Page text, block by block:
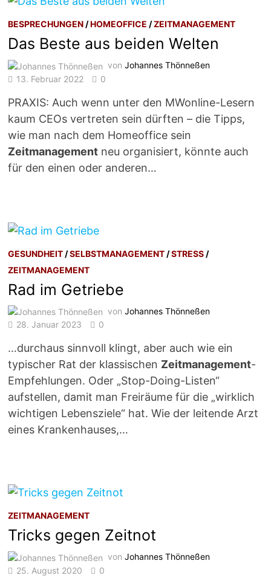
BESPRECHUNGEN/HOMEOFFICE /ZEITMANAGEMENT
Das Beste aus beiden Welten
vonJohannes Thönneßen
13. Februar 2022
0
PRAXIS: Auch wenn unter den MWonline-Lesern
kaum CEOs vertreten sein dürften – die Tipps,
wie man nach dem Homeoffice sein
Zeitmanagement neu organisiert, könnte auch
für den einen oder anderen…
GESUNDHEIT /SELBSTMANAGEMENT /STRESS /
ZEITMANAGEMENT
Rad im Getriebe
vonJohannes Thönneßen
28. Januar 2023
0
…durchaus sinnvoll klingt, aber auch wie ein
typischer Rat der klassischen Zeitmanagement-
Empfehlungen. Oder „Stop-Doing-Listen“
aufstellen, damit man Freiräume für die „wirklich
wichtigen Lebensziele“ hat. Wie der leitende Arzt
eines Krankenhauses,…
ZEITMANAGEMENT
Tricks gegen Zeitnot
vonJohannes Thönneßen
25. August 2020
0